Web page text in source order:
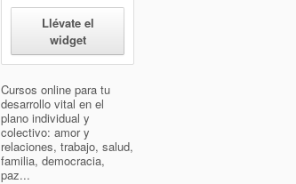
Llévate el
widget
Cursos online para tu
desarrollo vital en el
plano individual y
colectivo: amor y
relaciones, trabajo, salud,
familia, democracia,
paz...